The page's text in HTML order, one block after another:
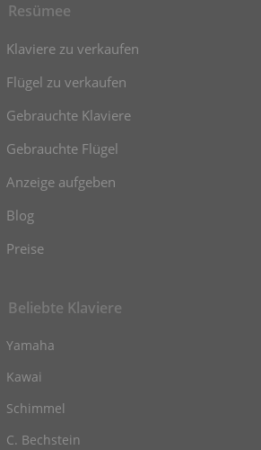
Resümee
Klaviere zu verkaufen
Flügel zu verkaufen
Gebrauchte Klaviere
Gebrauchte Flügel
Anzeige aufgeben
Blog
Preise
Beliebte Klaviere
Yamaha
Kawai
Schimmel
C. Bechstein